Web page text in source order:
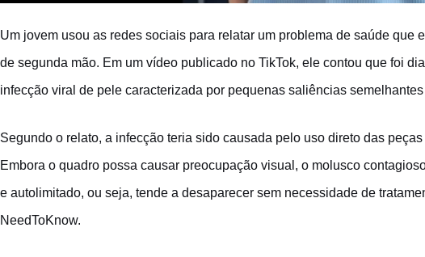
Um jovem usou as redes sociais para relatar um problema de saúde que
de segunda mão. Em um vídeo publicado no TikTok, ele contou que foi
infecção viral de pele caracterizada por pequenas saliências
Segundo o relato, a infecção teria sido causada pelo uso direto das
Embora o quadro possa causar preocupação visual, o molusco
e autolimitado, ou seja, tende a desaparecer sem necessidade de
NeedToKnow.